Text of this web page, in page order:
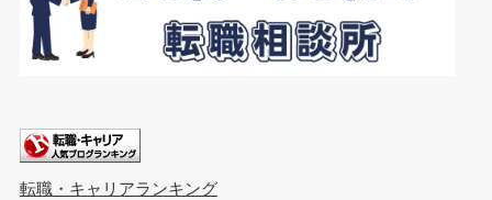
転職・キャリアランキング